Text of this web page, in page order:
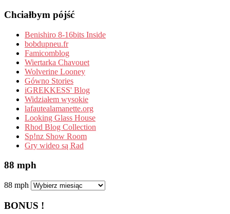
Chciałbym pójść
Benishiro 8-16bits Inside
bobdupneu.fr
Famicomblog
Wiertarka Chavouet
Wolverine Looney
Gówno Stories
iGREKKESS' Blog
Widziałem wysokie
lafautealamanette.org
Looking Glass House
Rhod Blog Collection
Sp!nz Show Room
Gry wideo są Rad
88 mph
88 mph
BONUS !